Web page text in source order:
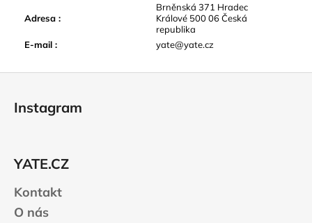
Adresa :
Brněnská 371 Hradec
Králové 500 06 Česká
republika
E-mail : yate@yate.cz
Instagram
YATE.CZ
Kontakt
O nás